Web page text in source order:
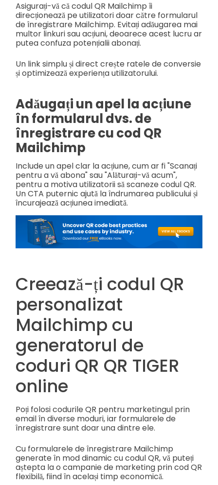
Asigurați-vă că codul QR Mailchimp îi
direcționează pe utilizatori doar către formularul
de înregistrare Mailchimp. Evitați adăugarea mai
multor linkuri sau acțiuni, deoarece acest lucru ar
putea confuza potențialii abonați.
Un link simplu și direct crește ratele de conversie
și optimizează experiența utilizatorului.
Adăugați un apel la acțiune
în formularul dvs. de
înregistrare cu cod QR
Mailchimp
Include un apel clar la acțiune, cum ar fi "Scanați
pentru a vă abona" sau "Alăturați-vă acum",
pentru a motiva utilizatorii să scaneze codul QR.
Un CTA puternic ajută la îndrumarea publicului și
încurajează acțiunea imediată.
Creează-ți codul QR
personalizat
Mailchimp cu
generatorul de
coduri QR QR TIGER
online
Poți folosi codurile QR pentru marketingul prin
email în diverse moduri, iar formularele de
înregistrare sunt doar una dintre ele.
Cu formularele de înregistrare Mailchimp
generate în mod dinamic cu codul QR, vă puteți
aștepta la o campanie de marketing prin cod QR
flexibilă, fiind în același timp economică.